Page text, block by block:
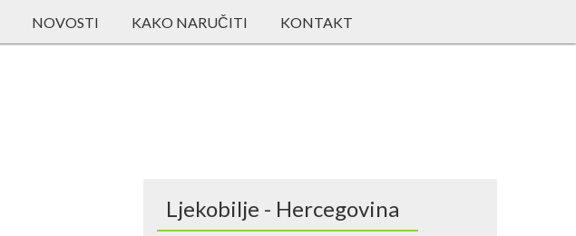
NOVOSTI KAKO NARUČITI KONTAKT
Ljekobilje - Hercegovina